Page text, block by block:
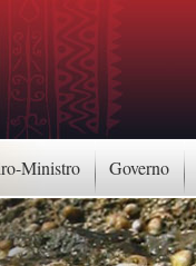
Ministro Governo